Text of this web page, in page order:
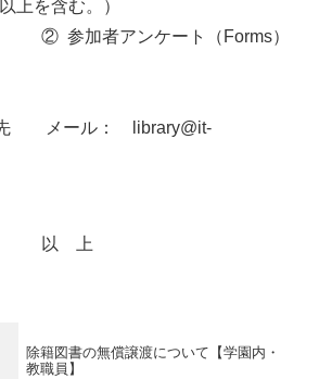
上を含む。）
ンケート（Forms）
先 メール： library@it-
除籍図書の無償譲渡について【学園内・
教職員】